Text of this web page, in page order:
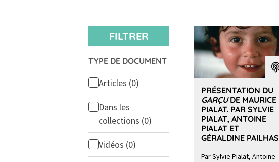
FILTRER
TYPE DE DOCUMENT
Articles (0)
Dans les
collections (0)
Vidéos (0)
PRÉSENTATION DU
GARÇUDE MAURICE
PIALAT. PAR SYLVIE
PIALAT, ANTOINE
PIALAT ET
GÉRALDINE PAILHAS
Par Sylvie Pialat, Antoine